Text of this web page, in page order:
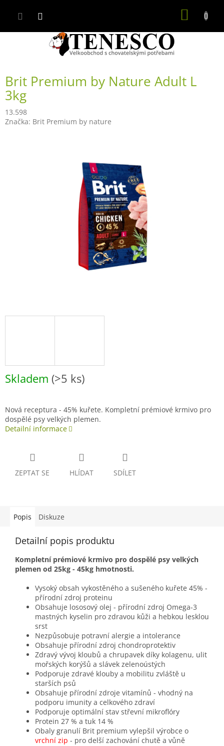
Brit Premium by Nature Adult L
3kg
13.598
Značka: Brit Premium by nature
Skladem (>5 ks)
Nová receptura - 45% kuřete. Kompletní prémiové krmivo pro
dospělé psy velkých plemen.
Detailní informace
ZEPTAT SE HLÍDAT SDÍLET
Popis Diskuze
Detailní popis produktu
Kompletní prémiové krmivo pro dospělé psy velkých
plemen od 25kg - 45kg hmotnosti.
Vysoký obsah vykostěného a sušeného kuřete 45% -
přírodní zdroj proteinu
Obsahuje lososový olej - přírodní zdroj Omega-3
mastných kyselin pro zdravou kůži a hebkou lesklou
srst
Nezpůsobuje potravní alergie a intolerance
Obsahuje přírodní zdroj chondroprotektiv
Zdravý vývoj kloubů a chrupavek díky kolagenu, ulit
mořských korýšů a slávek zelenoústých
Podporuje zdravé klouby a mobilitu zvláště u
starších psů
Obsahuje přírodní zdroje vitamínů - vhodný na
podporu imunity a celkového zdraví
Podporuje optimální stav střevní mikroflóry
Protein 27 % a tuk 14 %
Obaly granulí Brit premium vylepšil výrobce o
vrchní zip - pro delší zachování chutě a vůně